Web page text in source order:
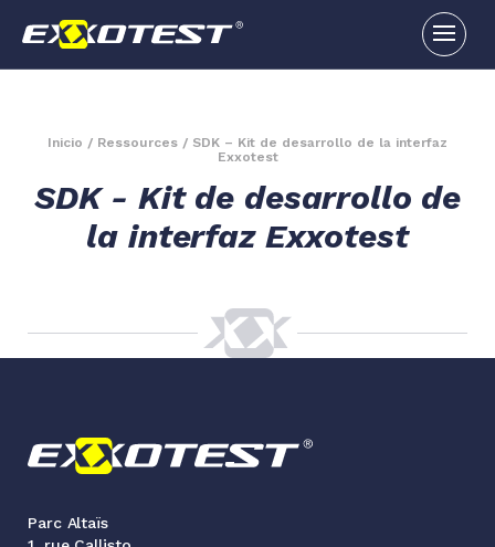
Inicio / Ressources / SDK – Kit de desarrollo de la interfaz
Exxotest
SDK - Kit de desarrollo de
la interfaz Exxotest
Parc Altaïs